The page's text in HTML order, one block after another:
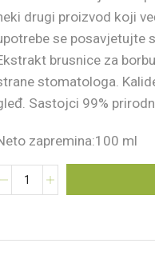
drugi proizvod koji
se posavjetujte
brusnice za
stomatologa.
Sastojci 99%
zapremina:100 ml